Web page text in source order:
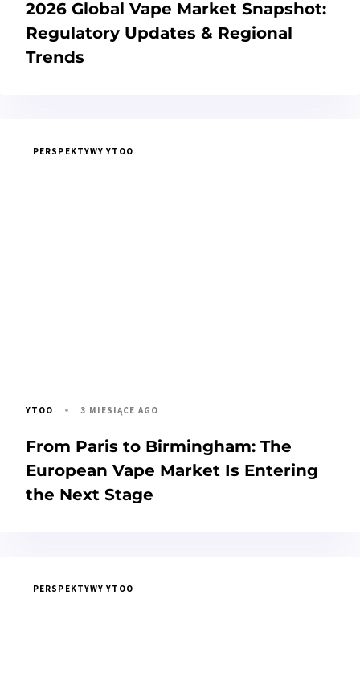
2026 Global Vape Market Snapshot:
Regulatory Updates & Regional
Trends
PERSPEKTYWY YTOO
YTOO 3 MIESIĄCE AGO
From Paris to Birmingham: The
European Vape Market Is Entering
the Next Stage
PERSPEKTYWY YTOO